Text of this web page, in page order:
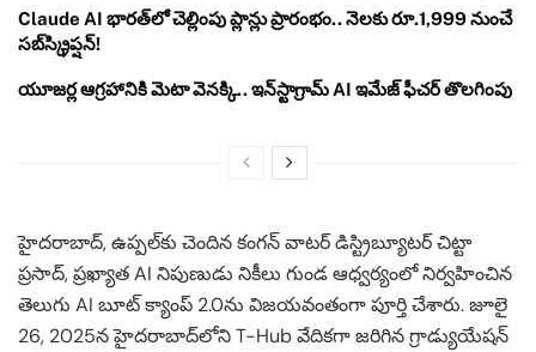
Claude AI భారత్‌లో చెల్లింపు ప్లాన్లు ప్రారంభం.. నెలకు రూ.1,999 నుంచే
సబ్‌స్క్రిప్షన్!
యూజర్ల ఆగ్రహానికి మెటా వెనక్కి.. ఇన్‌స్టాగ్రామ్ AI ఇమేజ్ ఫీచర్ తొలగింపు
హైదరాబాద్, ఉప్పల్‌కు చెందిన కంగన్ వాటర్ డిస్ట్రిబ్యూటర్ చిట్టా
ప్రసాద్, ప్రఖ్యాత AI నిపుణుడు నికీలు గుండ ఆధ్వర్యంలో నిర్వహించిన
తెలుగు AI బూట్ క్యాంప్ 2.0ను విజయవంతంగా పూర్తి చేశారు. జూలై
26, 2025న హైదరాబాద్‌లోని T-Hub వేదికగా జరిగిన గ్రాడ్యుయేషన్